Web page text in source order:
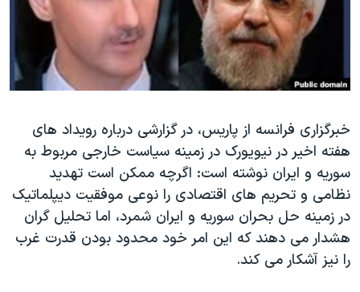
فرهنگ و زندگی
حقوق شهروندی
اقتصادی
اسرائیل در جنگ
گالری عکس
آرشیو پخش زنده
مستندها
انتخابات ریاست جمهوری آمریکا ۲۰۲۴
حمله جمهوری اسلامی به اسرائیل
ورزش زنان در ایران
اعتراضات زن، زندگی، آزادی
مجموعه مستندهای دادخواهی
تریبونال مردمی آبان ۹۸
دادگاه حمید نوری
دنبال کنید
زبانهای مختلف
خبرگزاری فرانسه از پاریس، در گزارشی درباره رویداد های
هفته اخیر در نیویورک در زمینه سیاست خارجی مربوط به
سوریه و ایران نوشته است: اگرچه ممکن است تهدید
نظامی و تحریم های اقتصادی را نوعی موفقیت دیپلماتیک
در زمینه حل بحران سوریه و ایران شمرد، اما تحلیل گران
هشدار می دهند که این امر خود محدود بودن قدرت غرب
را نیز آشکار می کند.